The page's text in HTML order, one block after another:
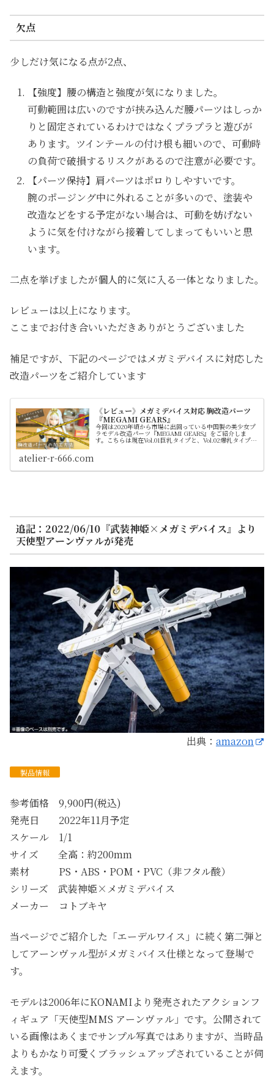
欠点
少しだけ気になる点が2点、
【強度】腰の構造と強度が気になりました。
可動範囲は広いのですが挟み込んだ腰パーツはしっか
りと固定されているわけではなくプラプラと遊びが
あります。ツインテールの付け根も細いので、可動時
の負荷で破損するリスクがあるので注意が必要です。
【パーツ保持】肩パーツはポロりしやすいです。
腕のポージング中に外れることが多いので、塗装や
改造などをする予定がない場合は、可動を妨げない
ように気を付けながら接着してしまってもいいと思
います。
二点を挙げましたが個人的に気に入る一体となりました。
レビューは以上になります。
ここまでお付き合いいただきありがとうございました
補足ですが、下記のページではメガミデバイスに対応した
改造パーツをご紹介しています
《レビュー》メガミデバイス対応 胸改造パーツ
『MEGAMI GEARS』
今回は2020年頃から市場に出回っている中国製の美少女プ
ラモデル改造パーツ『MEGAMI GEARS』をご紹介しま
す。こちらは現在Vol.01巨乳タイプと、Vol.02爆乳タイプが
atelier-r-666.com
追記：2022/06/10『武装神姫×メガミデバイス』より
天使型アーンヴァルが発売
出典： amazon
製品情報
参考価格 9,900円(税込)
発売日 2022年11月予定
スケール 1/1
サイズ 全高：約200mm
素材 PS・ABS・POM・PVC（非フタル酸）
シリーズ 武装神姫×メガミデバイス
メーカー コトブキヤ
当ページでご紹介した「エーデルワイス」に続く第二弾と
してアーンヴァル型がメガミバイス仕様となって登場で
す。
モデルは2006年にKONAMIより発売されたアクションフ
ィギュア「天使型MMS アーンヴァル」です。公開されて
いる画像はあくまでサンプル写真ではありますが、当時品
よりもかなり可愛くブラッシュアップされていることが伺
えます。